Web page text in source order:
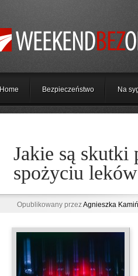
Home Bezpieczeństwo Na
Jakie są skutki
spożyciu
Opublikowany przezAgnieszka